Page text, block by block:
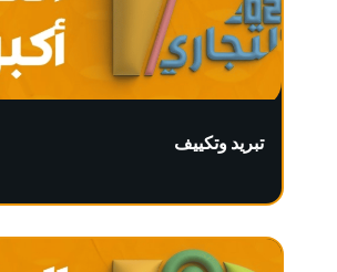
تبريد وتكييف